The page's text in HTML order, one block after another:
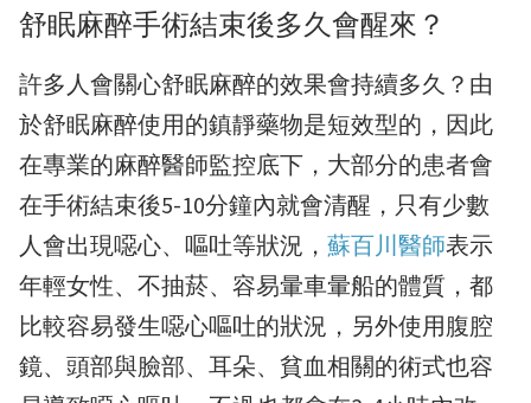
舒眠麻醉手術結束後多久會醒來？
許多人會關心舒眠麻醉的效果會持續多久？由
於舒眠麻醉使用的鎮靜藥物是短效型的，因此
在專業的麻醉醫師監控底下，大部分的患者會
在手術結束後5-10分鐘內就會清醒，只有少數
人會出現噁心、嘔吐等狀況， 蘇百川醫師表示
年輕女性、不抽菸、容易暈車暈船的體質，都
比較容易發生噁心嘔吐的狀況，另外使用腹腔
鏡、頭部與臉部、耳朵、貧血相關的術式也容